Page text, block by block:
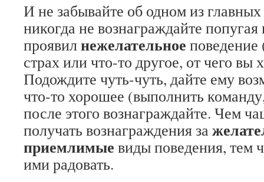
И не забывайте об одном из
никогда не вознаграждайте
проявилнежелательное поведение
страх или что-то другое, от чего вы
Подождите чуть-чуть, дайте ему
что-то хорошее (выполнить
после этого вознаграждайте. Чем
получать вознаграждения за
приемлимые виды поведения, тем
ими радовать.